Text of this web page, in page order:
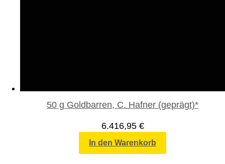
50 g Goldbarren, C. Hafner (geprägt)*
6.416,95 €
In den Warenkorb